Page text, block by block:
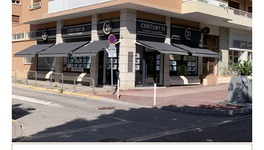
Nos spécialités
Vente
Gestion Locative
Location
Syndic